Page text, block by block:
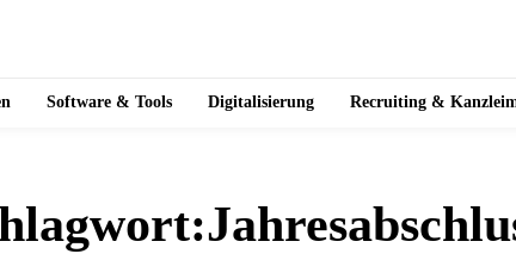
Software & Tools Digitalisierung Recruiting &